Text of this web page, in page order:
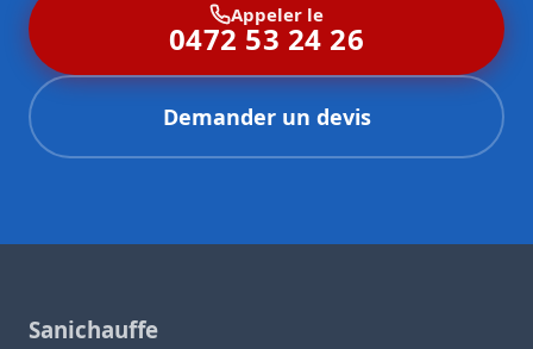
Appeler le
0472 53 24 26
Demander un devis
Sanichauffe